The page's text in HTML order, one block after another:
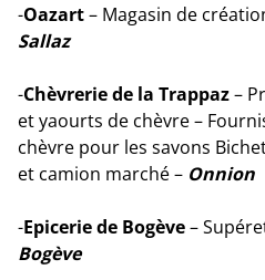
-Oazart– Magasin de
Sallaz
-Chèvrerie de la Trappaz–
et yaourts de chèvre –
chèvre pour les savons
et camion marché – Onnion
-Epicerie de Bogève–
Bogève